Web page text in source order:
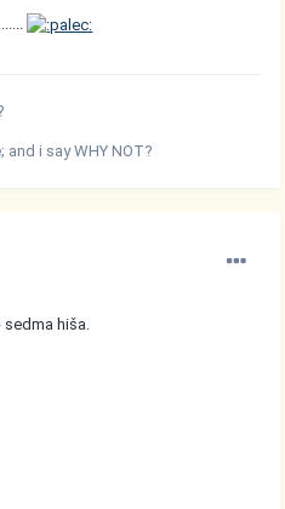
.......
and i say WHY NOT?
sedma hiša.